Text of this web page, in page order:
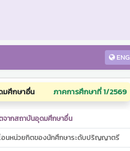
ENG
มศึกษาอื่น ภาคการศึกษาที่ 1/2569
จากสถาบันอุดมศึกษาอื่น
โอนหน่วยกิตของนักศึกษาระดับปริญญาตรี